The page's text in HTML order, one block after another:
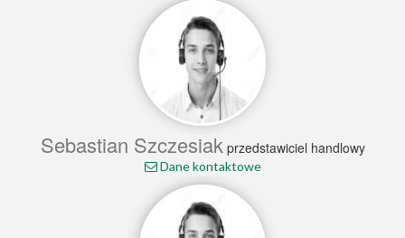
Sebastian Szczesiak przedstawiciel handlowy
Dane kontaktowe